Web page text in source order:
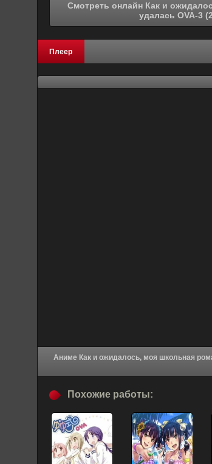
Смотреть онлайн Как и ожидалось, моя школьная романтическая жизнь не
Плеер
Аниме Как и ожидалось, моя школьная романтическая жизнь не удалась OVA-3 (2023) в хорошем
Похожие работы: